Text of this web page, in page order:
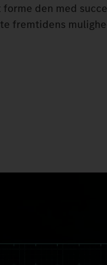
den med
fremtidens